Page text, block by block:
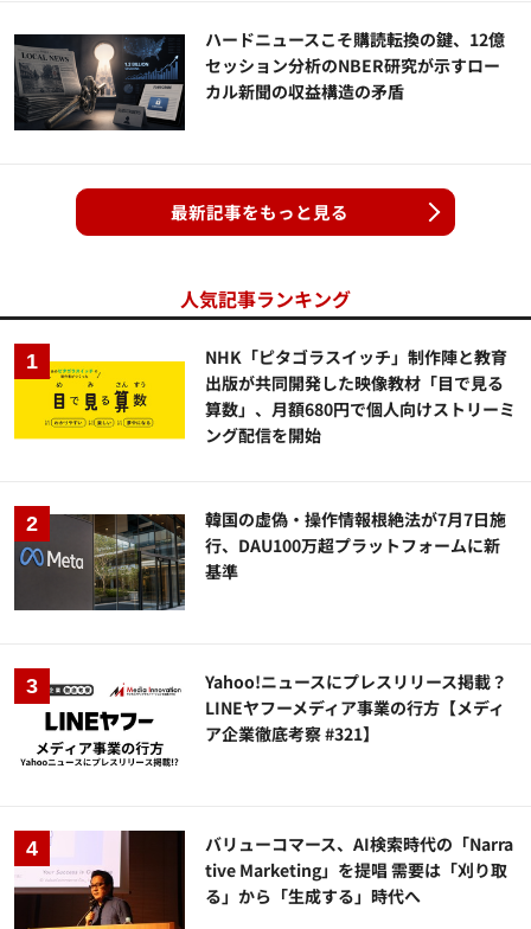
ハードニュースこそ購読転換の鍵、12億
セッション分析のNBER研究が示すロー
カル新聞の収益構造の矛盾
最新記事をもっと見る
人気記事ランキング
NHK「ピタゴラスイッチ」制作陣と教育
出版が共同開発した映像教材「目で見る
算数」、月額680円で個人向けストリーミ
ング配信を開始
韓国の虚偽・操作情報根絶法が7月7日施
行、DAU100万超プラットフォームに新
基準
Yahoo!ニュースにプレスリリース掲載？
LINEヤフーメディア事業の行方【メディ
ア企業徹底考察 #321】
バリューコマース、AI検索時代の「Narra
tive Marketing」を提唱 需要は「刈り取
る」から「生成する」時代へ